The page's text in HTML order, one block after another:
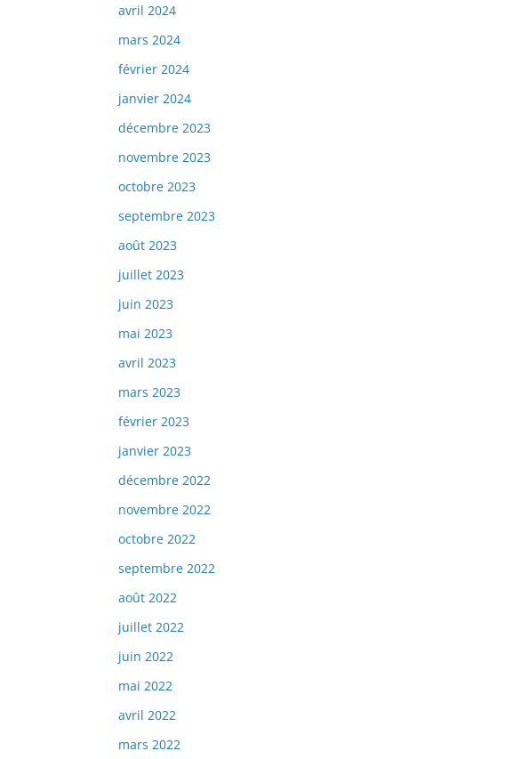
avril 2024
mars 2024
février 2024
janvier 2024
décembre 2023
novembre 2023
octobre 2023
septembre 2023
août 2023
juillet 2023
juin 2023
mai 2023
avril 2023
mars 2023
février 2023
janvier 2023
décembre 2022
novembre 2022
octobre 2022
septembre 2022
août 2022
juillet 2022
juin 2022
mai 2022
avril 2022
mars 2022